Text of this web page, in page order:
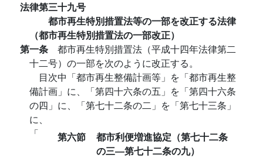
法律第三十九号
都市再生特別措置法等の一部を改正する法律
（都市再生特別措置法の一部改正）
第一条 都市再生特別措置法（平成十四年法律第二
十二号）の一部を次のように改正する。
目次中「都市再生整備計画等」を「都市再生整
備計画」に、「第四十六条の五」を「第四十六条
の四」に、「第七十二条の二」を「第七十三条」
に、
「
第六節
都市利便増進協定（第七十二条
の三―第七十二条の九）